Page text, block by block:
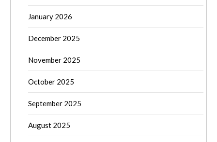
January 2026
December 2025
November 2025
October 2025
September 2025
August 2025